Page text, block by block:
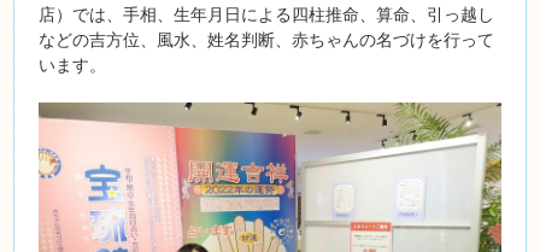
店）では、手相、生年月日による四柱推命、算命、引っ越し
などの吉方位、風水、姓名判断、赤ちゃんの名づけを行って
います。